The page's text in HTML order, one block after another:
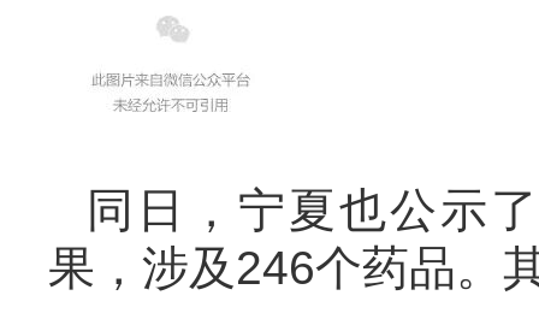
同日，宁夏也公示
果，涉及246个药品。